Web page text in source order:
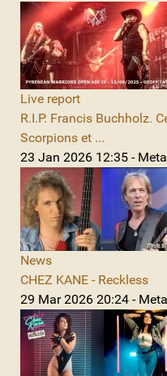
Live report
R.I.P. Francis Buchholz.
Scorpions et ...
23 Jan 2026 12:35 -
News
CHEZ KANE - Reckless
29 Mar 2026 20:24 -